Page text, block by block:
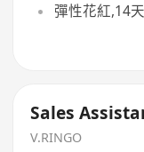
彈性花紅,14
Sales
V.RINGO